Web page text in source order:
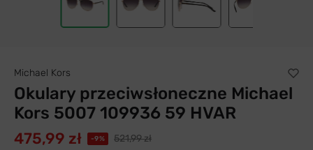
Michael Kors
Okulary przeciwsłoneczne Michael
Kors 5007 109936 59 HVAR
475,99 zł -9%
521,99 zł